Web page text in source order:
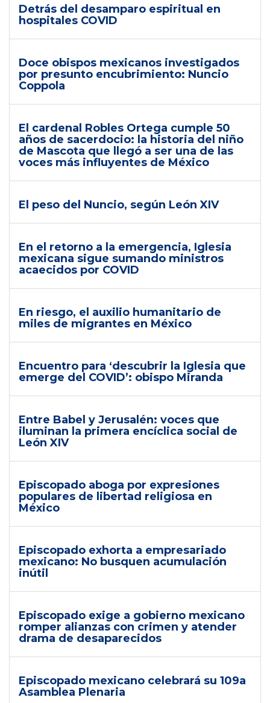
Detrás del desamparo espiritual en
hospitales COVID
Doce obispos mexicanos investigados
por presunto encubrimiento: Nuncio
Coppola
El cardenal Robles Ortega cumple 50
años de sacerdocio: la historia del niño
de Mascota que llegó a ser una de las
voces más influyentes de México
El peso del Nuncio, según León XIV
En el retorno a la emergencia, Iglesia
mexicana sigue sumando ministros
acaecidos por COVID
En riesgo, el auxilio humanitario de
miles de migrantes en México
Encuentro para ‘descubrir la Iglesia que
emerge del COVID’: obispo Miranda
Entre Babel y Jerusalén: voces que
iluminan la primera encíclica social de
León XIV
Episcopado aboga por expresiones
populares de libertad religiosa en
México
Episcopado exhorta a empresariado
mexicano: No busquen acumulación
inútil
Episcopado exige a gobierno mexicano
romper alianzas con crimen y atender
drama de desaparecidos
Episcopado mexicano celebrará su 109a
Asamblea Plenaria